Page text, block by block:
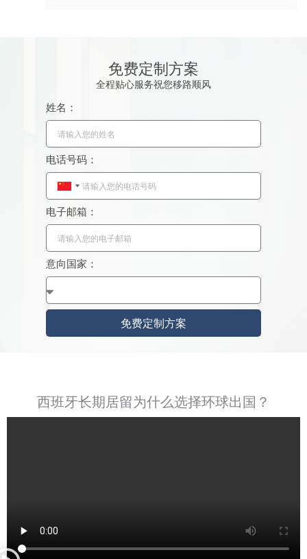
免费定制方案
全程贴心服务祝您移路顺风
姓名：
电话号码：
C
h
i
n
a
+
6
电子邮箱：
意向国家：
免费定制方案
西班牙长期居留为什么选择环球出国？